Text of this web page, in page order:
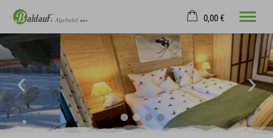
24. bis 31. August
2 Erwachsene
Willkommen
Ferienwohnung
0,00 €
×
Warenkorb ist leer